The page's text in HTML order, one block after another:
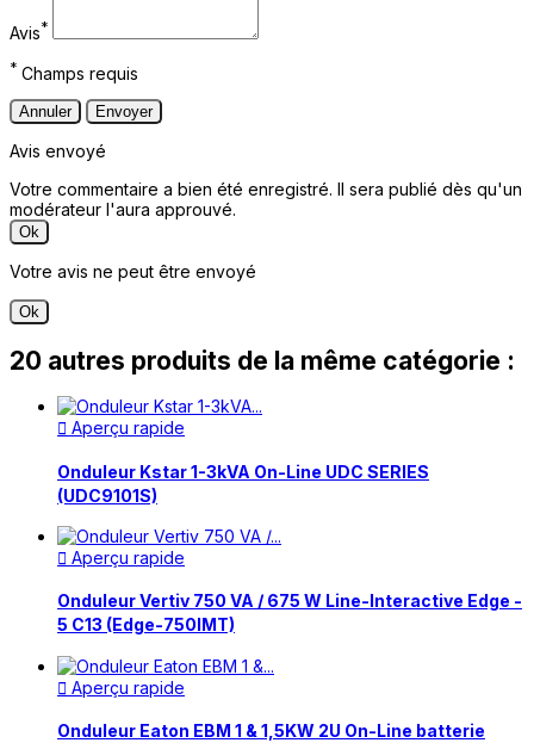
Avis*
* Champs requis
Annuler Envoyer
Avis envoyé
Votre commentaire a bien été enregistré. Il sera publié dès qu'un
modérateur l'aura approuvé.
Ok
Votre avis ne peut être envoyé
Ok
20 autres produits de la même catégorie :
 Aperçu rapide
Onduleur Kstar 1-3kVA On-Line UDC SERIES
(UDC9101S)
 Aperçu rapide
Onduleur Vertiv 750 VA / 675 W Line-Interactive Edge -
5 C13 (Edge-750IMT)
 Aperçu rapide
Onduleur Eaton EBM 1 & 1,5KW 2U On-Line batterie